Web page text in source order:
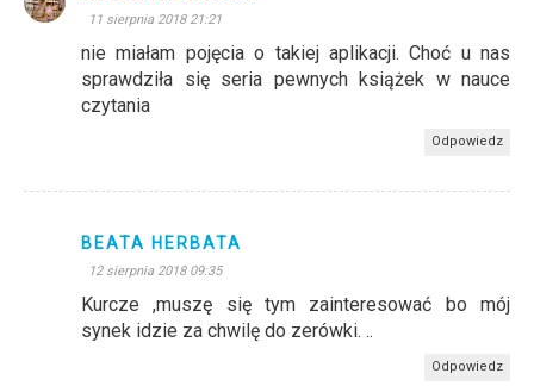
11 sierpnia 2018 21:21
nie miałam pojęcia o takiej aplikacji. Choć u nas
sprawdziła się seria pewnych książek w nauce
czytania
Odpowiedz
BEATA HERBATA
12 sierpnia 2018 09:35
Kurcze ,muszę się tym zainteresować bo mój
synek idzie za chwilę do zerówki. ..
Odpowiedz